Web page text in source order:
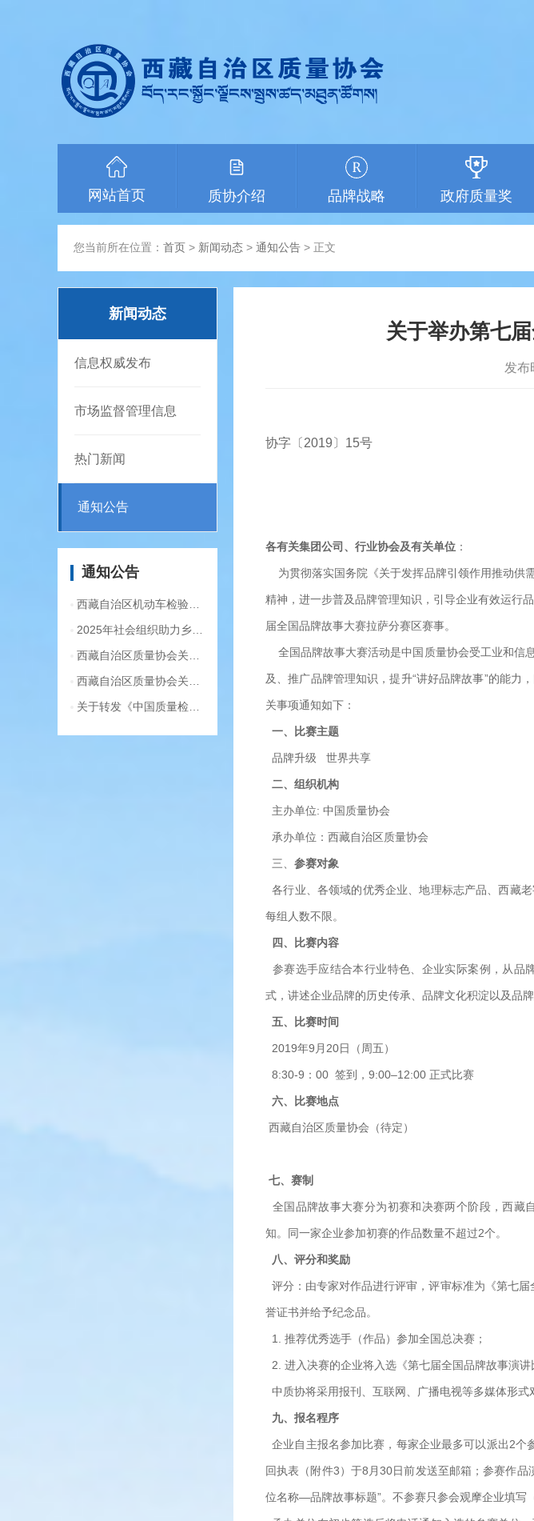
网站首页 质协介绍 品牌战略 政府质量奖
您当前所在位置： 首页 > 新闻动态 > 通知公告 > 正文
新闻动态
信息权威发布
市场监督管理信息
热门新闻
通知公告
通知公告
西藏自治区机动车检验行业管理骨干研修班机动车检测工考核合格获证人员名单
2025年社会组织助力乡村振兴优质公益项目《藏香文化非遗传承培育》培训合格人员及...
西藏自治区质量协会关于《拉萨市旅拍行业服务规范》团体标准的征求意见函
西藏自治区质量协会关于转发《第五期品牌大讲堂——地理标志的法律保护培训通知》的通知
关于转发《中国质量检验协会关于组织广大优秀企业开展2026年“3·15”国际消费者权益...
关于举办第七
发布
协字〔2019〕15号
各有关集团公司、行业协会及有关单位 ：
为贯彻落实国务院《关于发挥品牌引领作用推动供
精神，进一步普及品牌管理知识，引导企业有效运行
届全国品牌故事大赛拉萨分赛区赛事。
全国品牌故事大赛活动是中国质量协会受工业和信
及、推广品牌管理知识，提升“讲好品牌故事”的能力
关事项通知如下：
一、比赛主题
品牌升级 世界共享
二、组织机构
主办单位: 中国质量协会
承办单位：西藏自治区质量协会
三、 参赛对象
各行业、各领域的优秀企业、地理标志产品、西藏
每组人数不限。
四、比赛内容
参赛选手应结合本行业特色、企业实际案例，从品
式，讲述企业品牌的历史传承、品牌文化积淀以及品
五、比赛时间
2019年9月20日（周五）
8:30-9：00 签到，9:00–12:00 正式比赛
六、比赛地点
西藏自治区质量协会（待定）
七、赛制
全国品牌故事大赛分为初赛和决赛两个阶段，西藏
知。同一家企业参加初赛的作品数量不超过2个。
八、评分和奖励
评分：由专家对作品进行评审，评审标准为《第七
誉证书并给予纪念品。
1. 推荐优秀选手（作品）参加全国总决赛；
2. 进入决赛的企业将入选《第七届全国品牌故事演
中质协将采用报刊、互联网、广播电视等多媒体形
九、报名程序
企业自主报名参加比赛，每家企业最多可以派出2
回执表（附件3）于8月30日前发送至邮箱；参赛作
位名称—品牌故事标题”。不参赛只参会观摩企业填写